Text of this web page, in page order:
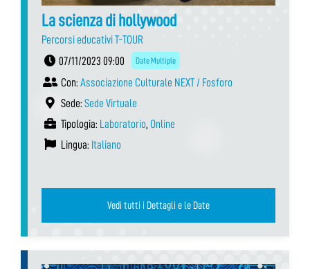
La scienza di hollywood
Percorsi educativi T-TOUR
07/11/2023 09:00
Date Multiple
Con: Associazione Culturale NEXT / Fosforo
Sede: Sede Virtuale
Tipologia: Laboratorio, Online
Lingua: Italiano
Vedi tutti i Dettagli e le Date